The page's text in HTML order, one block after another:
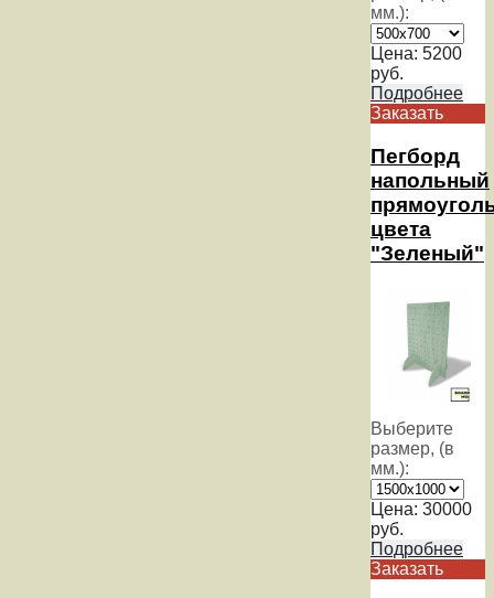
мм.):
Цена: 5200
руб.
Подробнее
Заказать
Пегборд
напольный
цвета
"Зеленый"
Выберите
размер, (в
мм.):
Цена: 30000
руб.
Подробнее
Заказать